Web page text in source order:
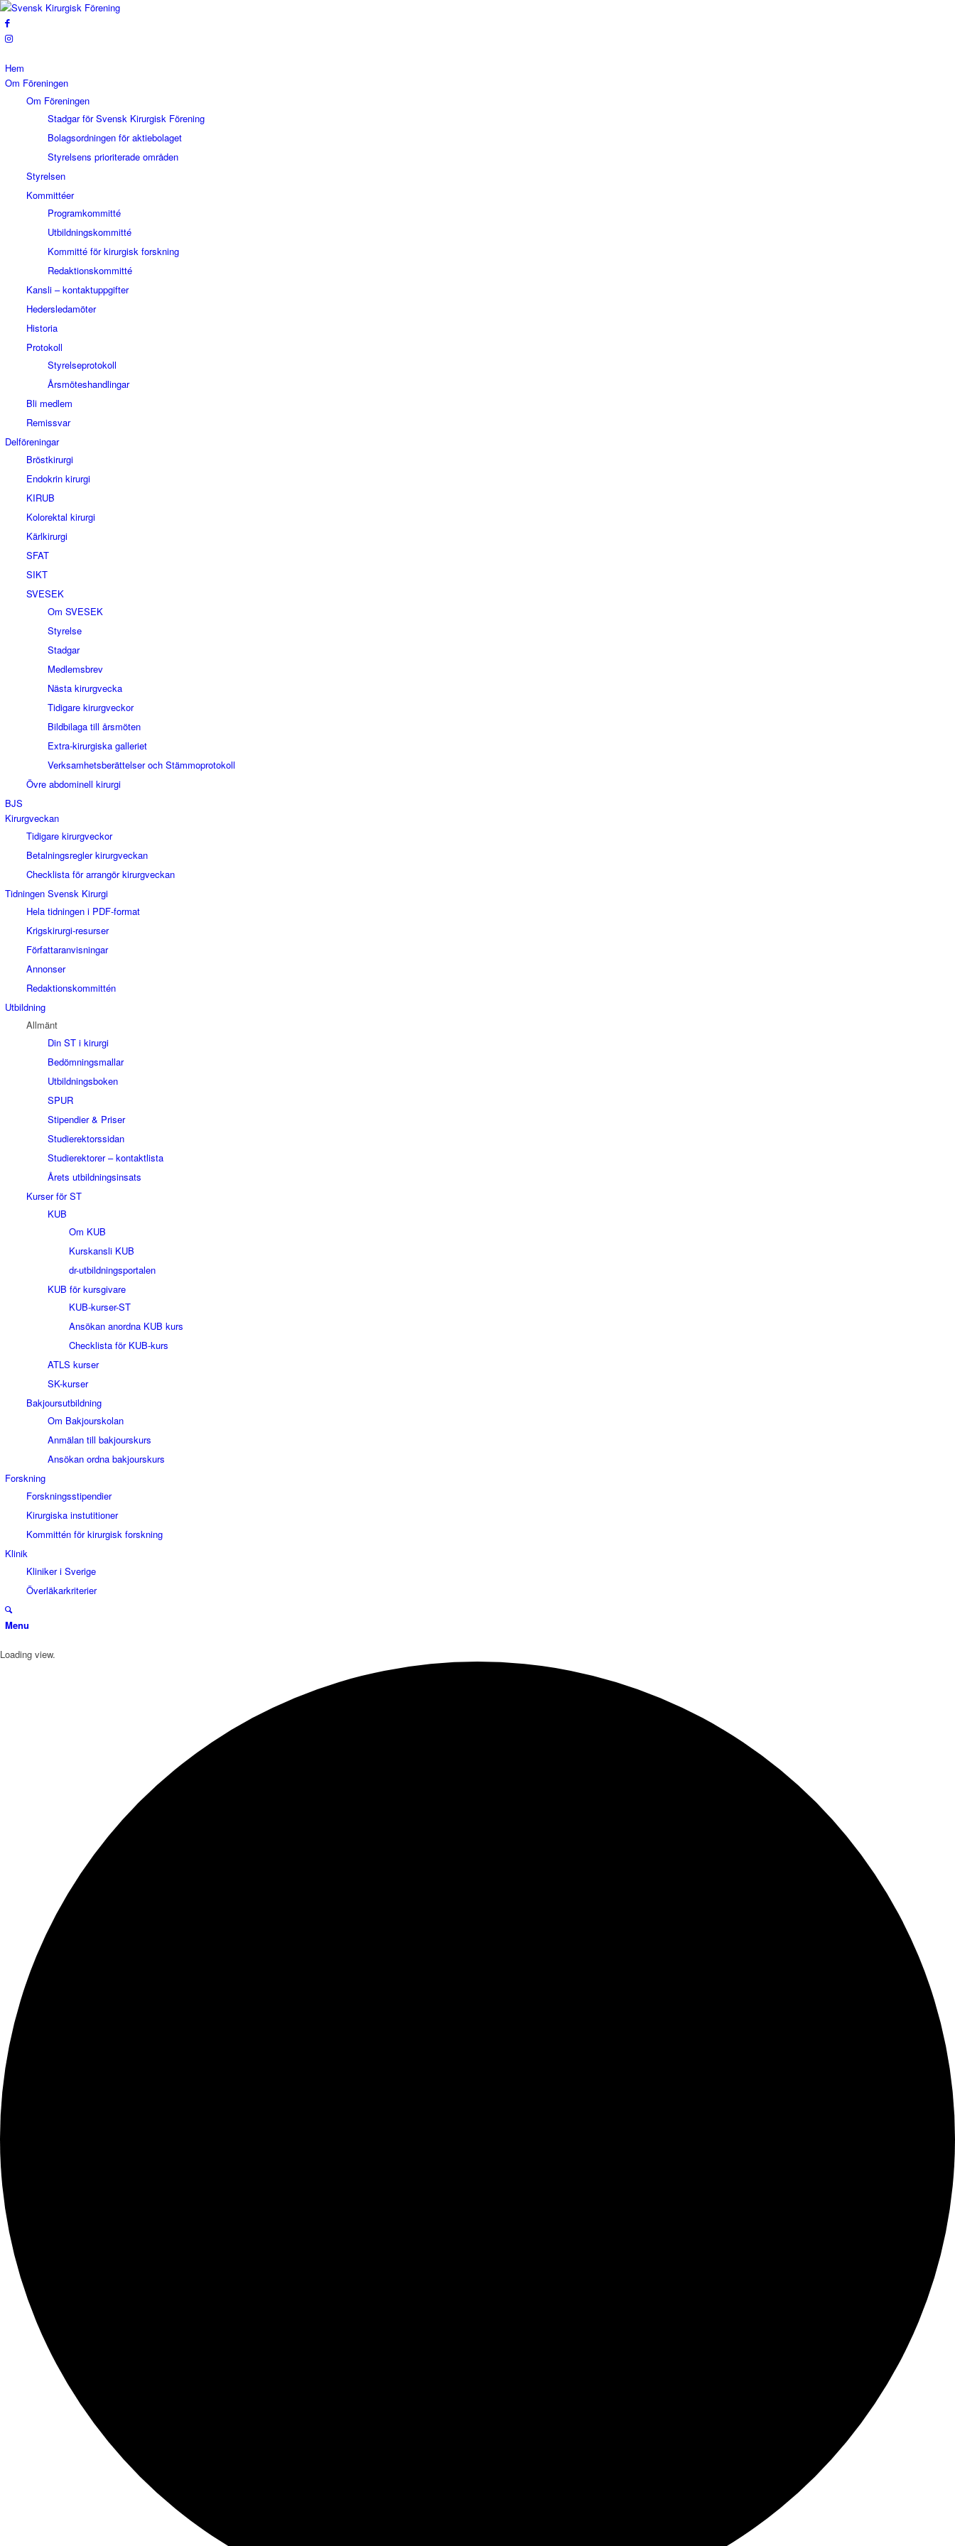
Hem
Om Föreningen
Om Föreningen
Stadgar för Svensk Kirurgisk Förening
Bolagsordningen för aktiebolaget
Styrelsens prioriterade områden
Styrelsen
Kommittéer
Programkommitté
Utbildningskommitté
Kommitté för kirurgisk forskning
Redaktionskommitté
Kansli – kontaktuppgifter
Hedersledamöter
Historia
Protokoll
Styrelseprotokoll
Årsmöteshandlingar
Bli medlem
Remissvar
Delföreningar
Bröstkirurgi
Endokrin kirurgi
KIRUB
Kolorektal kirurgi
Kärlkirurgi
SFAT
SIKT
SVESEK
Om SVESEK
Styrelse
Stadgar
Medlemsbrev
Nästa kirurgvecka
Tidigare kirurgveckor
Bildbilaga till årsmöten
Extra-kirurgiska galleriet
Verksamhetsberättelser och Stämmoprotokoll
Övre abdominell kirurgi
BJS
Kirurgveckan
Tidigare kirurgveckor
Betalningsregler kirurgveckan
Checklista för arrangör kirurgveckan
Tidningen Svensk Kirurgi
Hela tidningen i PDF-format
Krigskirurgi-resurser
Författaranvisningar
Annonser
Redaktionskommittén
Utbildning
Allmänt
Din ST i kirurgi
Bedömningsmallar
Utbildningsboken
SPUR
Stipendier & Priser
Studierektorssidan
Studierektorer – kontaktlista
Årets utbildningsinsats
Kurser för ST
KUB
Om KUB
Kurskansli KUB
dr-utbildningsportalen
KUB för kursgivare
KUB-kurser-ST
Ansökan anordna KUB kurs
Checklista för KUB-kurs
ATLS kurser
SK-kurser
Bakjoursutbildning
Om Bakjourskolan
Anmälan till bakjourskurs
Ansökan ordna bakjourskurs
Forskning
Forskningsstipendier
Kirurgiska instutitioner
Kommittén för kirurgisk forskning
Klinik
Kliniker i Sverige
Överläkarkriterier
Menu
Loading view.